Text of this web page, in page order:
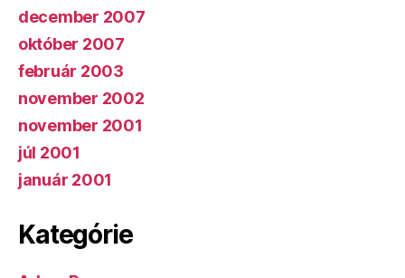
december 2007
október 2007
február 2003
november 2002
november 2001
júl 2001
január 2001
Kategórie